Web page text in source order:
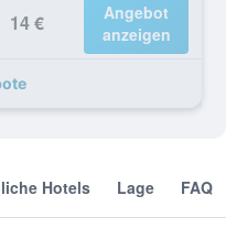
14 €
Angebot
anzeigen
Hotels Lage FAQ